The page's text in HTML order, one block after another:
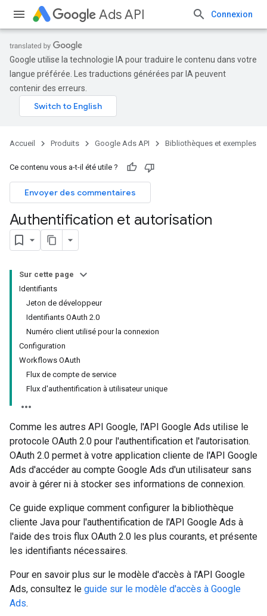
Ads API Connexion
Google utilise la technologie IA pour traduire le contenu dans votre
langue préférée. Les traductions générées par IA peuvent
contenir des erreurs.
Accueil Produits Google Ads API Bibliothèques et exemples
Ce contenu vous a-t-il été utile ?
Envoyer des commentaires
Authentification et autorisation
Sur cette page
Identifiants
Jeton de développeur
Identifiants OAuth 2.0
Numéro client utilisé pour la connexion
Configuration
Workflows OAuth
Flux de compte de service
Flux d'authentification à utilisateur unique
Comme les autres API Google, l'API Google Ads utilise le
protocole OAuth 2.0 pour l'authentification et l'autorisation.
OAuth 2.0 permet à votre application cliente de l'API Google
Ads d'accéder au compte Google Ads d'un utilisateur sans
avoir à gérer ni à stocker ses informations de connexion.
Ce guide explique comment configurer la bibliothèque
cliente Java pour l'authentification de l'API Google Ads à
l'aide des trois flux OAuth 2.0 les plus courants, et présente
les identifiants nécessaires.
Pour en savoir plus sur le modèle d'accès à l'API Google
Ads, consultez le guide sur le modèle d'accès à Google
Ads.